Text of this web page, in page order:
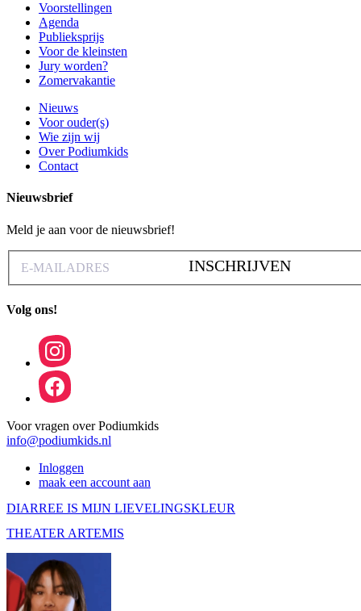
Voorstellingen
Agenda
Publieksprijs
Voor de kleinsten
Jury worden?
Zomervakantie
Nieuws
Voor ouder(s)
Wie zijn wij
Over Podiumkids
Contact
Nieuwsbrief
Meld je aan voor de nieuwsbrief!
INSCHRIJVEN
Volg ons!
Voor vragen over Podiumkids
info@podiumkids.nl
Inloggen
maak een account aan
DIARREE IS MIJN LIEVELINGSKLEUR
THEATER ARTEMIS